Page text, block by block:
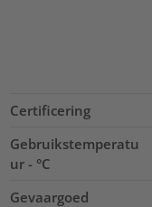
Certificering
Gebruikstemperatu
ur - °C
Gevaargoed